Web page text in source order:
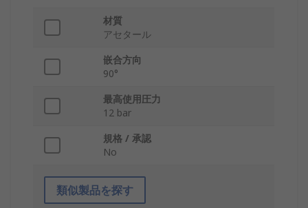
材質
アセタール
嵌合方向
90°
最高使用圧力
12 bar
規格 / 承認
No
類似製品を探す